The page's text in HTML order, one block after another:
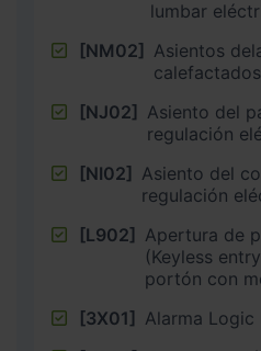
lumbar
[NM02] Asientos
calefactados
[NJ02] Asiento del
regulación
[NI02] Asiento del
regulación
[L902] Apertura de
(Keyless
portón con
[3X01] Alarma Logic